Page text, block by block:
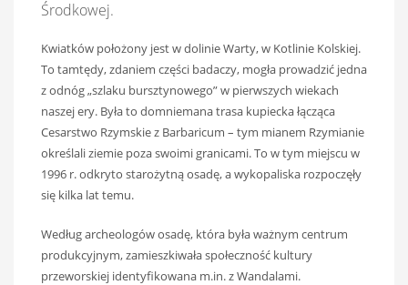
Środkowej.
Kwiatków położony jest w dolinie Warty, w Kotlinie Kolskiej.
To tamtędy, zdaniem części badaczy, mogła prowadzić jedna
z odnóg „szlaku bursztynowego” w pierwszych wiekach
naszej ery. Była to domniemana trasa kupiecka łącząca
Cesarstwo Rzymskie z Barbaricum – tym mianem Rzymianie
określali ziemie poza swoimi granicami. To w tym miejscu w
1996 r. odkryto starożytną osadę, a wykopaliska rozpoczęły
się kilka lat temu.
Według archeologów osadę, która była ważnym centrum
produkcyjnym, zamieszkiwała społeczność kultury
przeworskiej identyfikowana m.in. z Wandalami.